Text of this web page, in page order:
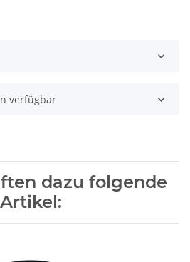
verfügbar
dazu folgende
Artikel: